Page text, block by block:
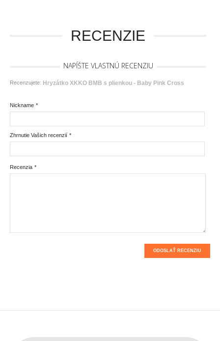
RECENZIE
NAPÍŠTE VLASTNÚ RECENZIU
Recenzujete: Hryzátko XKKO BMB s plienkou - Baby Pink Cross
*
Nickname
*
Zhrnutie Vašich recenzií
*
Recenzia
ODOSLAŤ RECENZIU